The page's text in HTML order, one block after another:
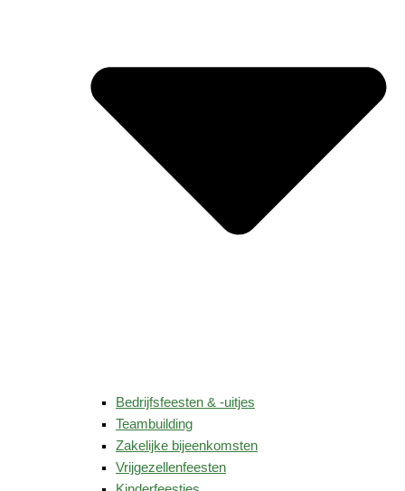
Bedrijfsfeesten & -uitjes
Teambuilding
Zakelijke bijeenkomsten
Vrijgezellenfeesten